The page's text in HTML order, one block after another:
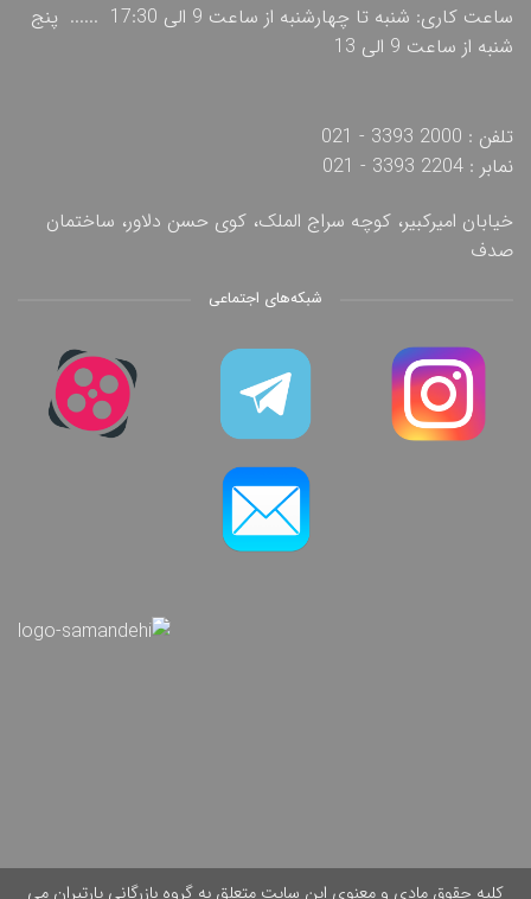
ساعت کاری: شنبه تا چهارشنبه از ساعت 9 الی 17:30 ...... پنج
شنبه از ساعت 9 الی 13
تلفن : 2000 3393 - 021
نمابر : 2204 3393 - 021
خیابان امیرکبیر، کوچه سراج الملک، کوی حسن دلاور، ساختمان
صدف
شبکه‌های اجتماعی
کلیه حقوق مادی و معنوی این سایت متعلق به گروه بازرگانی پارتیران می